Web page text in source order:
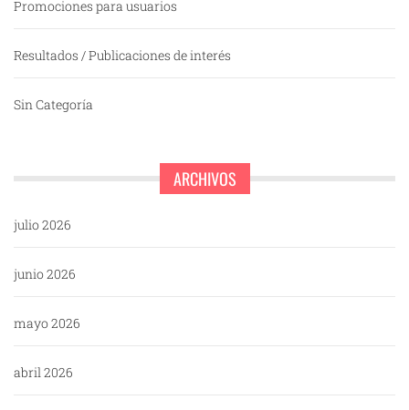
Promociones para usuarios
Resultados / Publicaciones de interés
Sin Categoría
ARCHIVOS
julio 2026
junio 2026
mayo 2026
abril 2026